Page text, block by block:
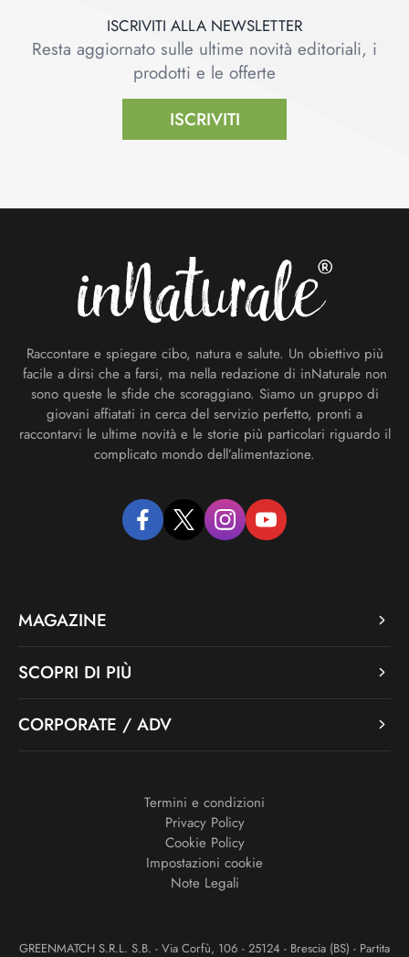
ISCRIVITI ALLA NEWSLETTER
Resta aggiornato sulle ultime novità editoriali, i
prodotti e le offerte
ISCRIVITI
Raccontare e spiegare cibo, natura e salute. Un obiettivo più
facile a dirsi che a farsi, ma nella redazione di inNaturale non
sono queste le sfide che scoraggiano. Siamo un gruppo di
giovani affiatati in cerca del servizio perfetto, pronti a
raccontarvi le ultime novità e le storie più particolari riguardo il
complicato mondo dell’alimentazione.
facebooktwitter instagramyoutube
MAGAZINE
SCOPRI DI PIÙ
CORPORATE / ADV
Termini e condizioni
Privacy Policy
Cookie Policy
Impostazioni cookie
Note Legali
GREENMATCH S.R.L. S.B. - Via Corfù, 106 - 25124 - Brescia (BS) - Partita